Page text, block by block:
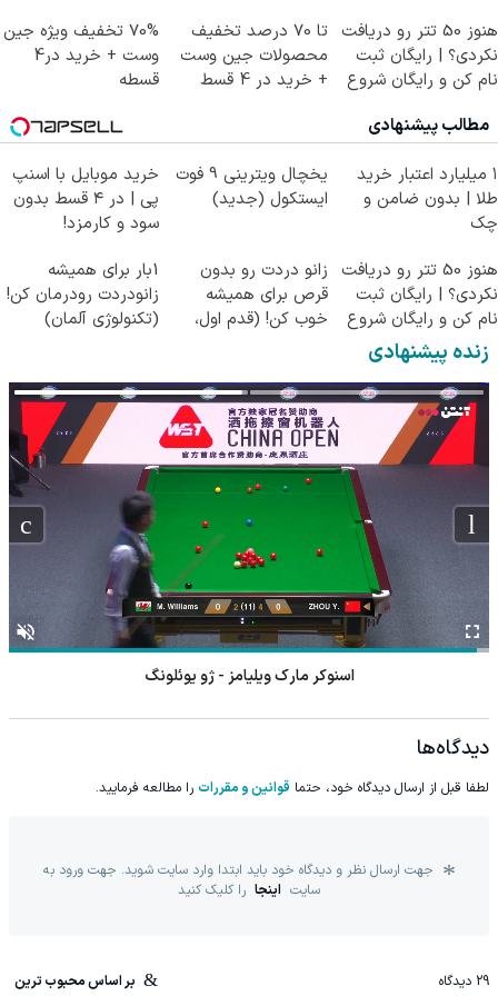
هنوز 50 تتر رو دریافت
نکردی؟ | رایگان ثبت
نام کن و رایگان شروع
تا 70 درصد تخفیف
محصولات جین وست
+ خرید در 4 قسط
70% تخفیف ویژه جین
وست + خرید در4
قسطه
مطالب پیشنهادی
۱ میلیارد اعتبار خرید
طلا | بدون ضامن و
چک
یخچال ویترینی 9 فوت
ایستکول (جدید)
خرید موبایل با اسنپ
پی | در ۴ قسط بدون
سود و کارمزد!
هنوز 50 تتر رو دریافت
نکردی؟ | رایگان ثبت
نام کن و رایگان شروع
کن!
زانو دردت رو بدون
قرص برای همیشه
خوب کن! (قدم اول،
1بار برای همیشه
زانودردت رودرمان کن!
(تکنولوژی آلمان)
زنده پیشنهادی
اسنوکر دینگ جونهوی - دیوید گیلبرت
دیدگاه‌ها
لطفا قبل از ارسال دیدگاه خود، حتما قوانین و مقررات را مطالعه فرمایید.
جهت ارسال نظر و دیدگاه خود باید ابتدا وارد سایت شوید. جهت ورود به
سایت اینجا را کلیک کنید
29 دیدگاه بر اساس محبوب ترین